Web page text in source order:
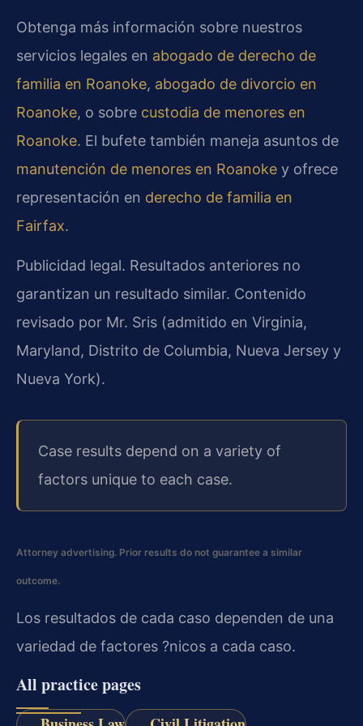
Obtenga más información sobre nuestros
servicios legales en abogado de derecho de
familia en Roanoke, abogado de divorcio en
Roanoke, o sobre custodia de menores en
Roanoke. El bufete también maneja asuntos de
manutención de menores en Roanoke y ofrece
representación en derecho de familia en
Fairfax.
Publicidad legal. Resultados anteriores no
garantizan un resultado similar. Contenido
revisado por Mr. Sris (admitido en Virginia,
Maryland, Distrito de Columbia, Nueva Jersey y
Nueva York).
Case results depend on a variety of
factors unique to each case.
Attorney advertising. Prior results do not guarantee a similar
outcome.
Los resultados de cada caso dependen de una
variedad de factores ?nicos a cada caso.
All practice pages